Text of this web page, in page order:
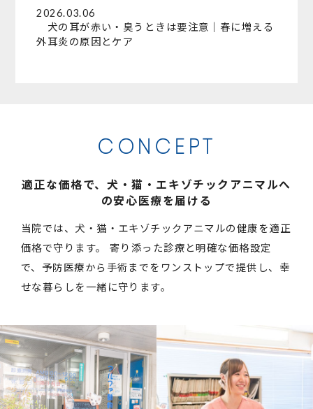
2026.03.06
犬の耳が赤い・臭うときは要注意｜春に増える
外耳炎の原因とケア
CONCEPT
適正な価格で、犬・猫・エキゾチックアニマルへ
の安心医療を届ける
当院では、犬・猫・エキゾチックアニマルの健康を適正
価格で守ります。
寄り添った診療と明確な価格設定
で、予防医療から手術までをワンストップで提供し、幸
せな暮らしを一緒に守ります。